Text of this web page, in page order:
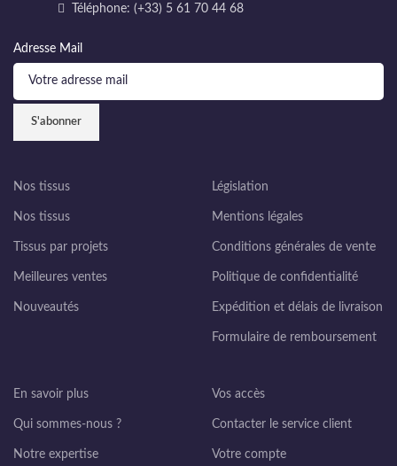
Téléphone: (+33) 5 61 70 44 68
Adresse Mail
Nos tissus
Nos tissus
Tissus par projets
Meilleures ventes
Nouveautés
Législation
Mentions légales
Conditions générales de vente
Politique de confidentialité
Expédition et délais de livraison
Formulaire de remboursement
En savoir plus
Qui sommes-nous ?
Notre expertise
Vos accès
Contacter le service client
Votre compte